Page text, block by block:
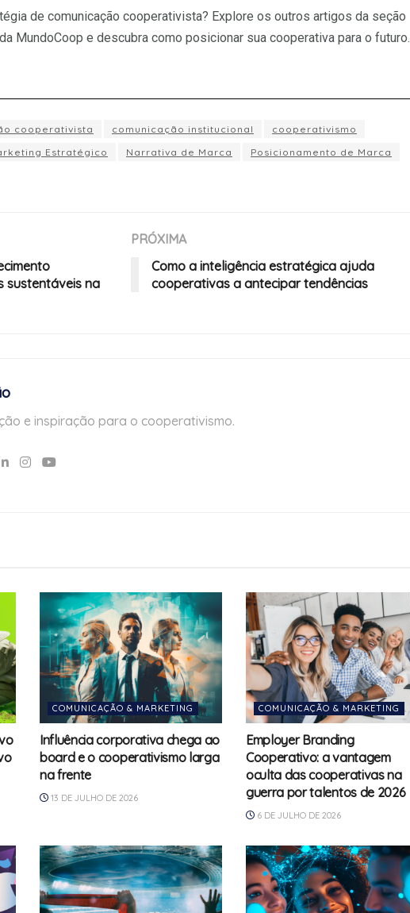
de comunicação cooperativista? Explore os outros artigos da seção
MundoCoop e descubra como posicionar sua cooperativa para o futuro.
cooperativista comunicação institucional
cooperativismo
Estratégico Narrativa de Marca
Posicionamento de Marca
sustentáveis na
PRÓXIMA
Como a inteligência estratégica ajuda
cooperativas a antecipar tendências
e inspiração para o cooperativismo.
COMUNICAÇÃO & MARKETING
Influência corporativa chega ao
board e o cooperativismo larga
na frente
13 DE JULHO DE 2026
COMUNICAÇÃO & MARKETING
Employer Branding
Cooperativo: a vantagem
oculta das cooperativas na
guerra por talentos de 2026
6 DE JULHO DE 2026